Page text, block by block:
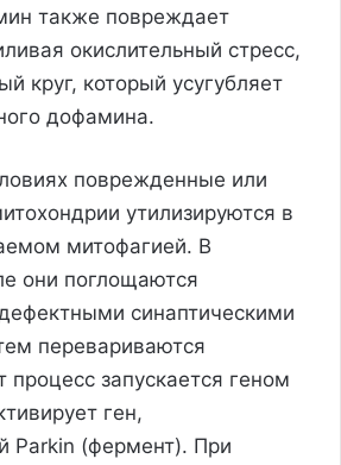
также повреждает
окислительный стресс,
круг, который усугубляет
дофамина.
поврежденные или
утилизируются в
митофагией. В
они поглощаются
синаптическими
перевариваются
процесс запускается геном
ген,
Parkin (фермент). При